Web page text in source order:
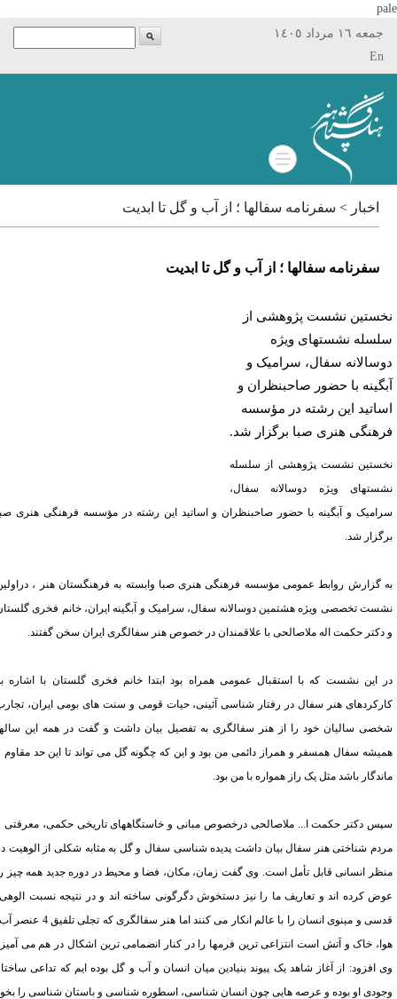
جمعه ١٦ مرداد ١٤٠٥
En
اخبار > سفرنامه سفالها ؛ از آب و گل تا ابدیت
سفرنامه سفالها ؛ از آب و گل تا ابدیت
نشست پژوهشی از
نشستهای ویژه
سفال، سرامیک و
با حضور صاحبنظران و
این رشته در مؤسسه
هنری صبا برگزار شد.
نشست پژوهشی از سلسله
ویژه دوسالانه سفال،
و آبگینه با حضور صاحبنظران و اساتید این رشته در مؤسسه فرهنگی هنری صبا
شد.
گزارش روابط عمومی مؤسسه فرهنگی هنری صبا وابسته به فرهنگستان هنر ، دراولین
تخصصی ویژه هشتمین دوسالانه سفال، سرامیک و آبگینه ایران، خانم فخری گلستان
حکمت اله ملاصالحیبا علاقمندان در خصوص هنر سفالگری ایران سخن گفتند.
این نشست که با استقبال عمومی همراه بود ابتدا خانم فخری گلستان با اشاره به
هنر سفال در رفتار شناسی آئینی، حیات قومی و سنت های بومی ایران، تجارب
سالیان خود را از هنر سفالگری به تفصیل بیان داشت و گفت در همه این سالها
سفال همسفر و همراز دائمی من بود و این که چگونه گل می تواند تا این حد مقاوم و
باشد مثل یک راز همواره با من بود.
دکتر حکمت ا... ملاصالحی درخصوص مبانی و خاستگاههای تاریخی حکمی، معرفتی و
شناختی هنر سفال بیان داشت پدیده شناسی سفال و گل به مثابه شکلی از الوهیت در
انسانی قابل تأمل است. وی گفت زمان، مکان، فضا و محیط در دوره جدید همه چیز را
کرده اند و تعاریف ما را نیز دستخوش دگرگونی ساخته اند و در نتیجه نسبت الوهی،
و مینوی انسان را با عالم انکار می کنند اما
هنر سفالگری که تجلی تلفیق 4 عنصر آب،
خاک و آتش است انتزاعی ترین فرمها را در کنار انضمامی ترین اشکال در هم می آمیزد
افزود: از آغاز شاهد یک پیوند بنیادین میان انسان و آب و گل بوده ایم که تداعی ساختار
او بوده و عرصه هایی چون انسان شناسی، اسطوره شناسی و باستان شناسی را بخود